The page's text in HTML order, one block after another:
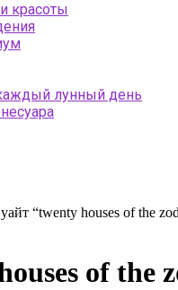
красоты
лунный день
“twenty houses of the
of the